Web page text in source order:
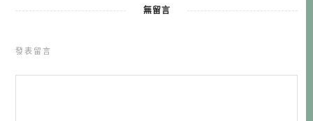
無留言
發表留言